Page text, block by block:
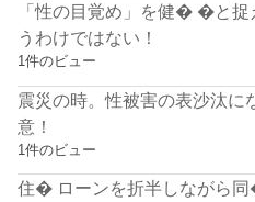
「性の目覚め」を健� �と捉
うわけではない！
1件のビュー
震災の時。性被害の表沙汰に
意！
1件のビュー
住� ローンを折半しながら